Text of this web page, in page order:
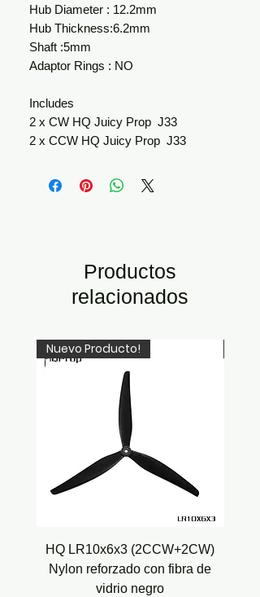
Hub Diameter : 12.2mm
Hub Thickness:6.2mm
Shaft :5mm
Adaptor Rings : NO
Includes
2 x CW HQ Juicy Prop J33
2 x CCW HQ Juicy Prop J33
Productos
relacionados
Nuevo Producto!
HQ LR10x6x3 (2CCW+2CW)
Nylon reforzado con fibra de
vidrio negro